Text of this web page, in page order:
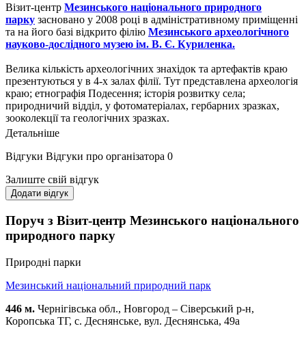
Візит-центр Мезинського національного природного
парку засновано у 2008 році в адміністративному приміщенні
та на його базі відкрито філію Мезинського археологічного
науково-дослідного музею ім. В. Є. Куриленка.
Велика кількість археологічних знахідок та артефактів краю
презентуються у в 4-х залах філії. Тут представлена археологія
краю; етнографія Подесення; історія розвитку села;
природничий відділ, у фотоматеріалах, гербарних зразках,
зооколекції та геологічних зразках.
В окремій кімнаті зберігається також меморіальна бібліотека
В. Є. Куриленка –понад 1500 зразків книг та журналів, ряд
його речей та щоденники. Діорама фрагментів суспільного
життя первісної людини доби палеоліту яскраво відтворює
етнічні особливості використання природних ресурсів
первісною людиною, стиль життя доби палеоліту,
найдавнішого і найдовшого періоду в історії людства (1млн р.
тому – XI тис. до н. е.) на території Мезина та його округи.
Детальніше
Відгуки Відгуки про організатора 0
Залиште свій відгук
Додати відгук
Поруч з Візит-центр Мезинського національного
природного парку
Природні парки
Мезинський національний природний парк
446 м. Чернігівська обл., Новгород – Сіверський р-н,
Коропська ТГ, с. Деснянське, вул. Деснянська, 49а